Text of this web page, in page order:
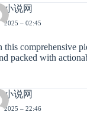
小说网
2025 – 02:45
this comprehensive
packed with
小说网
2025 – 22:46